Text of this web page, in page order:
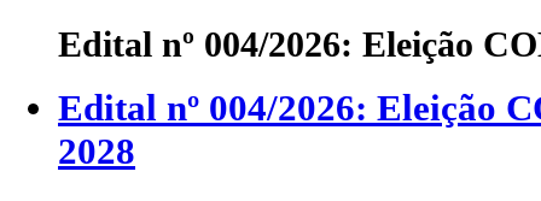
Edital nº 004/2026: Eleição
Edital nº 004/2026: Eleição
2028